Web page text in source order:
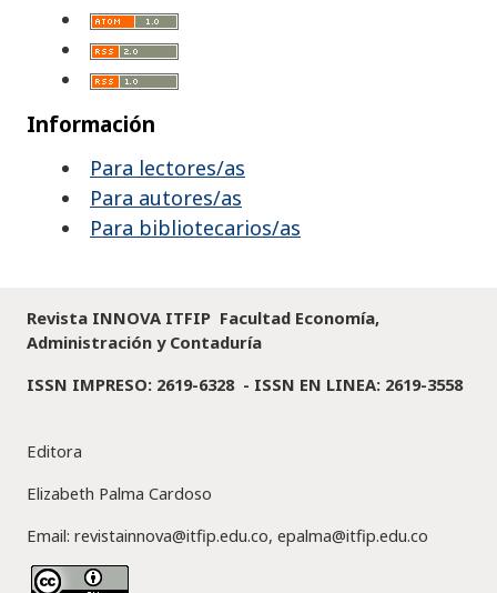
Información
Para lectores/as
Para autores/as
Para bibliotecarios/as
Revista INNOVA ITFIP Facultad Economía,
Administración y Contaduría
ISSN IMPRESO: 2619-6328 - ISSN EN LINEA: 2619-3558
Editora
Elizabeth Palma Cardoso
Email: revistainnova@itfip.edu.co, epalma@itfip.edu.co